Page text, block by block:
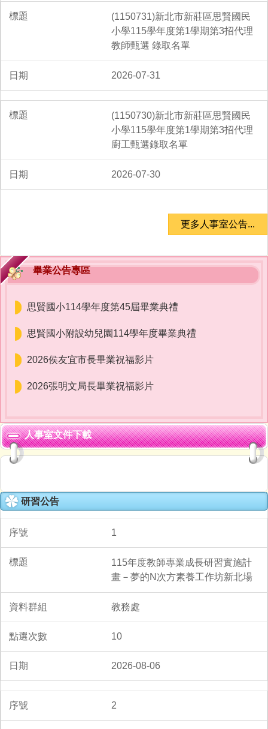
(1150731)新北市新莊區思賢國民
小學115學年度第1學期第3招代理
教師甄選 錄取名單
2026-07-31
(1150730)新北市新莊區思賢國民
小學115學年度第1學期第3招代理
廚工甄選錄取名單
2026-07-30
更多人事室公告...
畢業公告專區
思賢國小114學年度第45屆畢業典禮
思賢國小附設幼兒園114學年度畢業典禮
2026侯友宜市長畢業祝福影片
2026張明文局長畢業祝福影片
人事室文件下載
研習公告
1
115年度教師專業成長研習實施計
畫－夢的N次方素養工作坊新北場
教務處
10
2026-08-06
2